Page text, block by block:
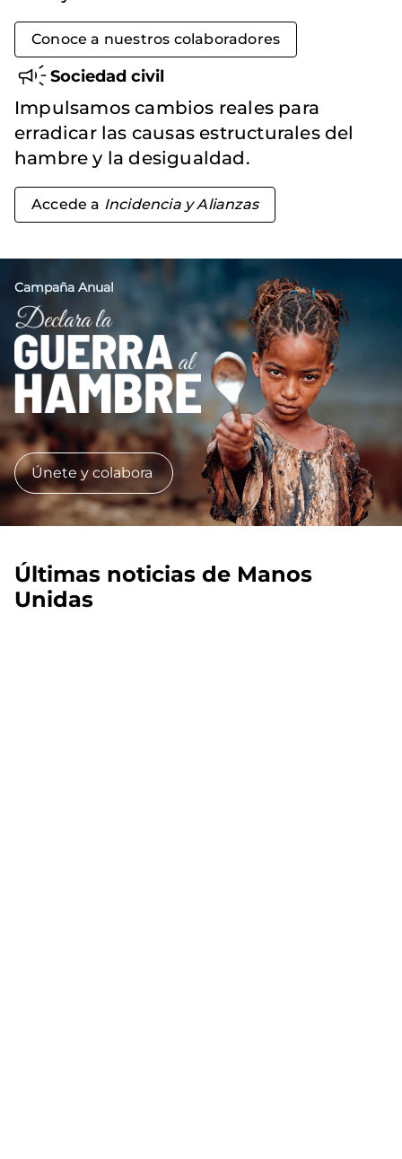
Conoce a nuestros colaboradores
Sociedad civil
Impulsamos cambios reales para
erradicar las causas estructurales del
hambre y la desigualdad.
Accede a Incidencia y Alianzas
Imagen
Campaña Anual
Únete y colabora
Últimas noticias de Manos
Unidas